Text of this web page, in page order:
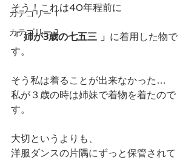
カテゴリー 1
カテゴリー 2
そう！これは40年程前に
「 姉が3歳の七五三 」 に着用した物で
す。
そう私は着ることが出来なかった…
私が３歳の時は姉妹で着物を着たので
す。
大切というよりも、
洋服ダンスの片隅にずっと保管されて